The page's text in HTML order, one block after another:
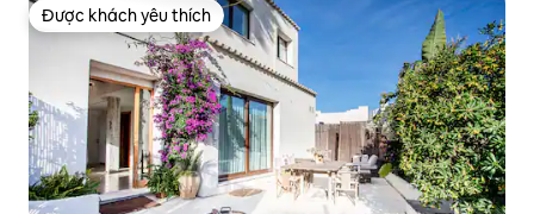
Được khách yêu thích
Được khách yêu thích